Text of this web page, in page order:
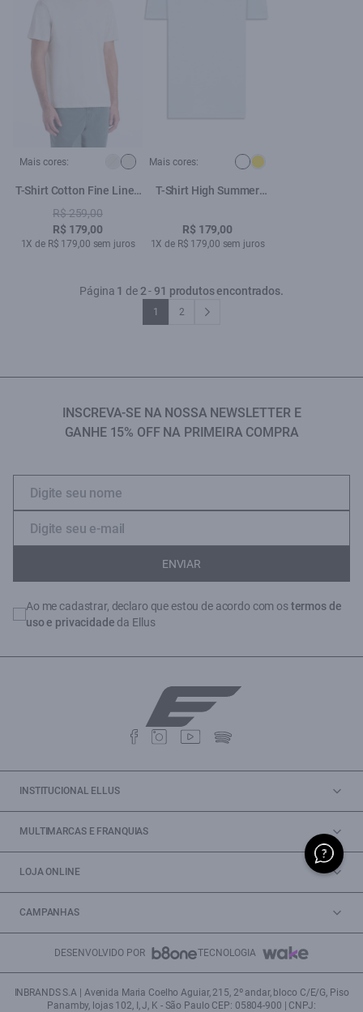
Mais cores:
T-Shirt Cotton Fine Linen
Ellus Classic Mc Natural
R$ 259,00
R$ 179,00
1X de R$ 179,00 sem juros
Mais cores:
T-Shirt High Summer
R$ 179,00
1X de R$ 179,00 sem juros
Página 1 de 2- 91 produtos encontrados.
1 2
INSCREVA-SE NA NOSSA NEWSLETTER E
GANHE 15% OFF NA PRIMEIRA COMPRA
ENVIAR
Ao me cadastrar, declaro que estou de acordo com ostermos de
uso e privacidade da Ellus
INSTITUCIONAL ELLUS
MULTIMARCAS E FRANQUIAS
LOJA ONLINE
CAMPANHAS
DESENVOLVIDO POR TECNOLOGIA
INBRANDS S.A | Avenida Maria Coelho Aguiar, 215, 2º andar, bloco C/E/G, Piso
Panamby, lojas 102, I, J, K - São Paulo CEP: 05804-900 | CNPJ: